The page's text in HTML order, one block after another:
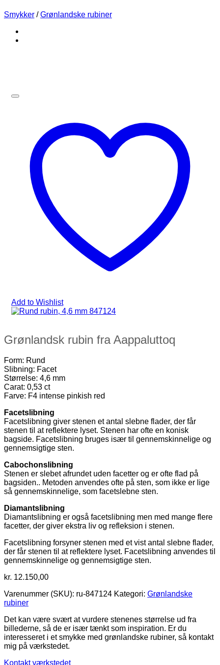
Smykker / Grønlandske rubiner
Add to Wishlist
Grønlandsk rubin fra Aappaluttoq
Form: Rund
Slibning: Facet
Størrelse: 4,6 mm
Carat: 0,53 ct
Farve: F4 intense pinkish red
Facetslibning
Facetslibning giver stenen et antal slebne flader, der får
stenen til at reflektere lyset. Stenen har ofte en konisk
bagside. Facetslibning bruges især til gennemskinnelige og
gennemsigtige sten.
Cabochonslibning
Stenen er slebet afrundet uden facetter og er ofte flad på
bagsiden.. Metoden anvendes ofte på sten, som ikke er lige
så gennemskinnelige, som facetslebne sten.
Diamantslibning
Diamantslibning er også facetslibning men med mange flere
facetter, der giver ekstra liv og refleksion i stenen.
Facetslibning forsyner stenen med et vist antal slebne flader,
der får stenen til at reflektere lyset. Facetslibning anvendes til
gennemskinnelige og gennemsigtige sten.
kr. 12.150,00
Varenummer (SKU): ru-847124 Kategori: Grønlandske
rubiner
Det kan være svært at vurdere stenenes størrelse ud fra
billederne, så de er især tænkt som inspiration. Er du
interesseret i et smykke med grønlandske rubiner, så kontakt
mig på værkstedet.
Kontakt værkstedet